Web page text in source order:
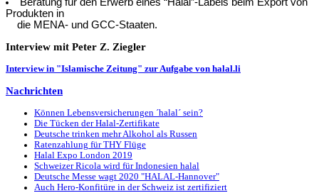
Produkten in
die MENA- und GCC-Staaten.
Interview mit Peter Z. Ziegler
Interview in "Islamische Zeitung" zur Aufgabe von halal.li
Nachrichten
Können Lebensversicherungen ´halal´ sein?
Die Tücken der Halal-Zertifikate
Deutsche trinken mehr Alkohol als Russen
Ratenzahlung für THY Flüge
Halal Expo London 2019
Schweizer Ricola wird für Indonesien halal
Deutsche Messe wagt 2020 "HALAL-Hannover"
Auch Hero-Konfitüre in der Schweiz ist zertifiziert